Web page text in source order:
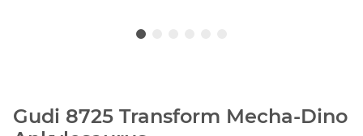
Gudi 8725 Transform Mecha-Dino